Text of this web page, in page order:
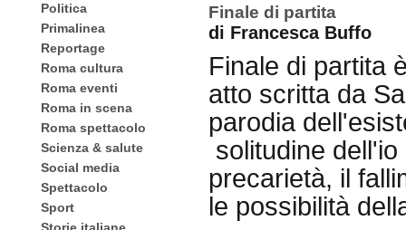
Politica
Primalinea
Reportage
Roma cultura
Roma eventi
Roma in scena
Roma spettacolo
Scienza & salute
Social media
Spettacolo
Sport
Finale di partita
di Francesca Buffo
Finale di partita
atto scritta da
parodia
solitudine
precarietà, il
le possibilità